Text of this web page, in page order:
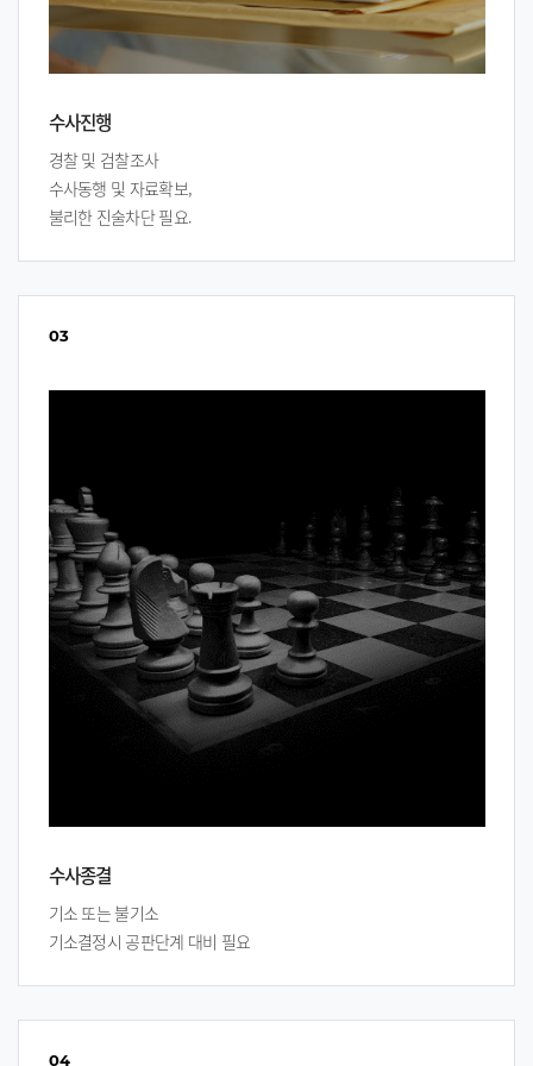
수사진행
경찰 및 검찰조사
수사동행 및 자료확보,
불리한 진술차단 필요.
03
수사종결
기소 또는 불기소
기소결정시 공판단계 대비 필요
04